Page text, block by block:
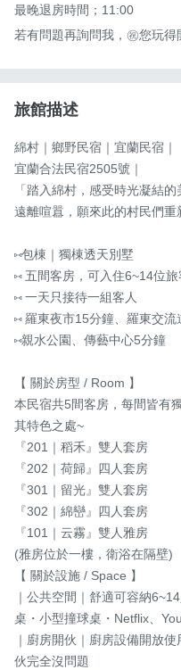
最晚退房時間；11:00
若有問題再詢問我，㊗️您玩得
旅館描述
綿村｜鄉野民宿｜宜蘭民宿｜
宜蘭合法民宿2505號｜
「踏入綿村，感受時光凝結的
遠離喧囂，願來此的村民們重
⑅包棟｜獨棟透天別墅
⑅ 五間客房，可入住6~14位旅
⑅ 一天只接待一組客人
⑅ 羅東夜市15分鐘、羅東交流
⑅親水公園、傳藝中心5分鐘
【 關於房型 / Room 】
本民宿共5間客房，每間皆有
其特色之處~
『201｜稻禾』雙人套房
『202｜荷歸』四人套房
『301｜留光』雙人套房
『302｜綿巒』四人套房
『101｜云霧』雙人雅房
(雅房位於一樓，衛浴在隔壁)
【 關於設施 / Space 】
｜公共空間｜舒適可容納
桌・小型撞球桌・Netflix、
｜廚房開伙｜廚房設備開放
伙完全沒問題